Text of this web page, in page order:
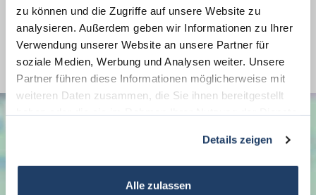
zu können und die Zugriffe auf unsere Website zu
analysieren. Außerdem geben wir Informationen zu Ihrer
Verwendung unserer Website an unsere Partner für
soziale Medien, Werbung und Analysen weiter. Unsere
Partner führen diese Informationen möglicherweise mit
weiteren Daten zusammen, die Sie ihnen bereitgestellt
Details zeigen
Alle zulassen
Energieausweis Gebäudeart
Befeuerung
Öl